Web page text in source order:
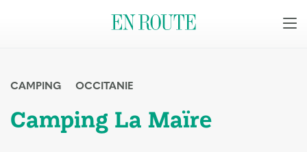
CAMPING OCCITANIE
Camping La Maïre